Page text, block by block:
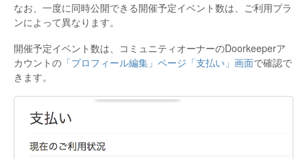
なお、一度に同時公開できる開催予定イベント数は、ご利用プラ
ンによって異なります。
開催予定イベント数は、コミュニティオーナーのDoorkeeperア
カウントの 「プロフィール編集」ページ「支払い」画面で確認で
きます。